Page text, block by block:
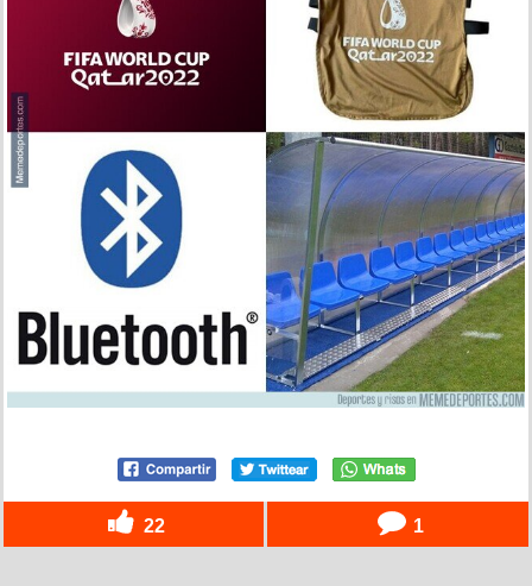
22 1